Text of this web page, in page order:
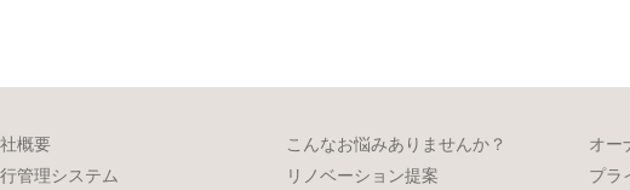
概要 こんなお悩みありませんか？
オー
管理システム リノベーション提案 プラ